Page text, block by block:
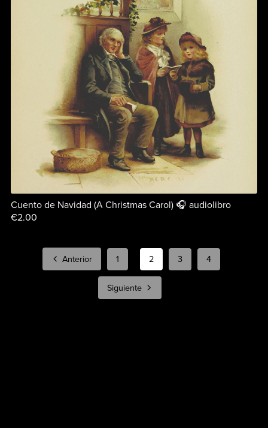
Cuento de Navidad (A Christmas Carol) 🎧 audiolibro
€2.00
Anterior 1 2 3 4
Siguiente